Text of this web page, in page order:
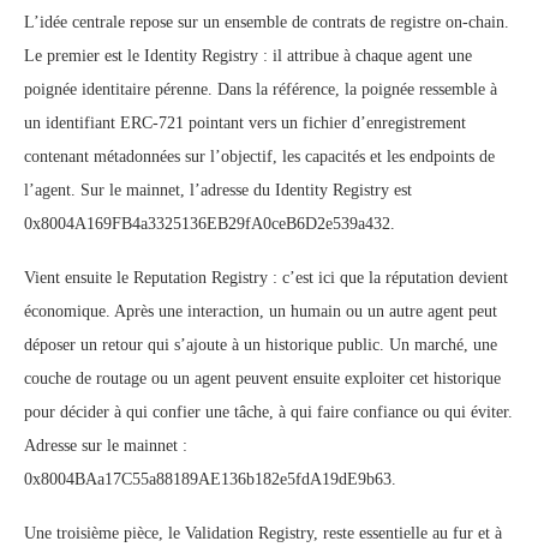
L’idée centrale repose sur un ensemble de contrats de registre on-chain.
Le premier est le Identity Registry : il attribue à chaque agent une
poignée identitaire pérenne. Dans la référence, la poignée ressemble à
un identifiant ERC-721 pointant vers un fichier d’enregistrement
contenant métadonnées sur l’objectif, les capacités et les endpoints de
l’agent. Sur le mainnet, l’adresse du Identity Registry est
0x8004A169FB4a3325136EB29fA0ceB6D2e539a432.
Vient ensuite le Reputation Registry : c’est ici que la réputation devient
économique. Après une interaction, un humain ou un autre agent peut
déposer un retour qui s’ajoute à un historique public. Un marché, une
couche de routage ou un agent peuvent ensuite exploiter cet historique
pour décider à qui confier une tâche, à qui faire confiance ou qui éviter.
Adresse sur le mainnet :
0x8004BAa17C55a88189AE136b182e5fdA19dE9b63.
Une troisième pièce, le Validation Registry, reste essentielle au fur et à